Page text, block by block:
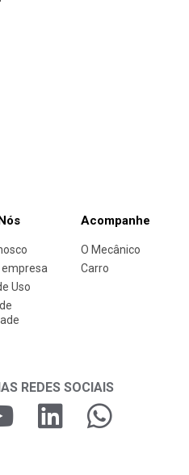
Uso
Acompanhe
O Mecânico
Carro
REDES SOCIAIS